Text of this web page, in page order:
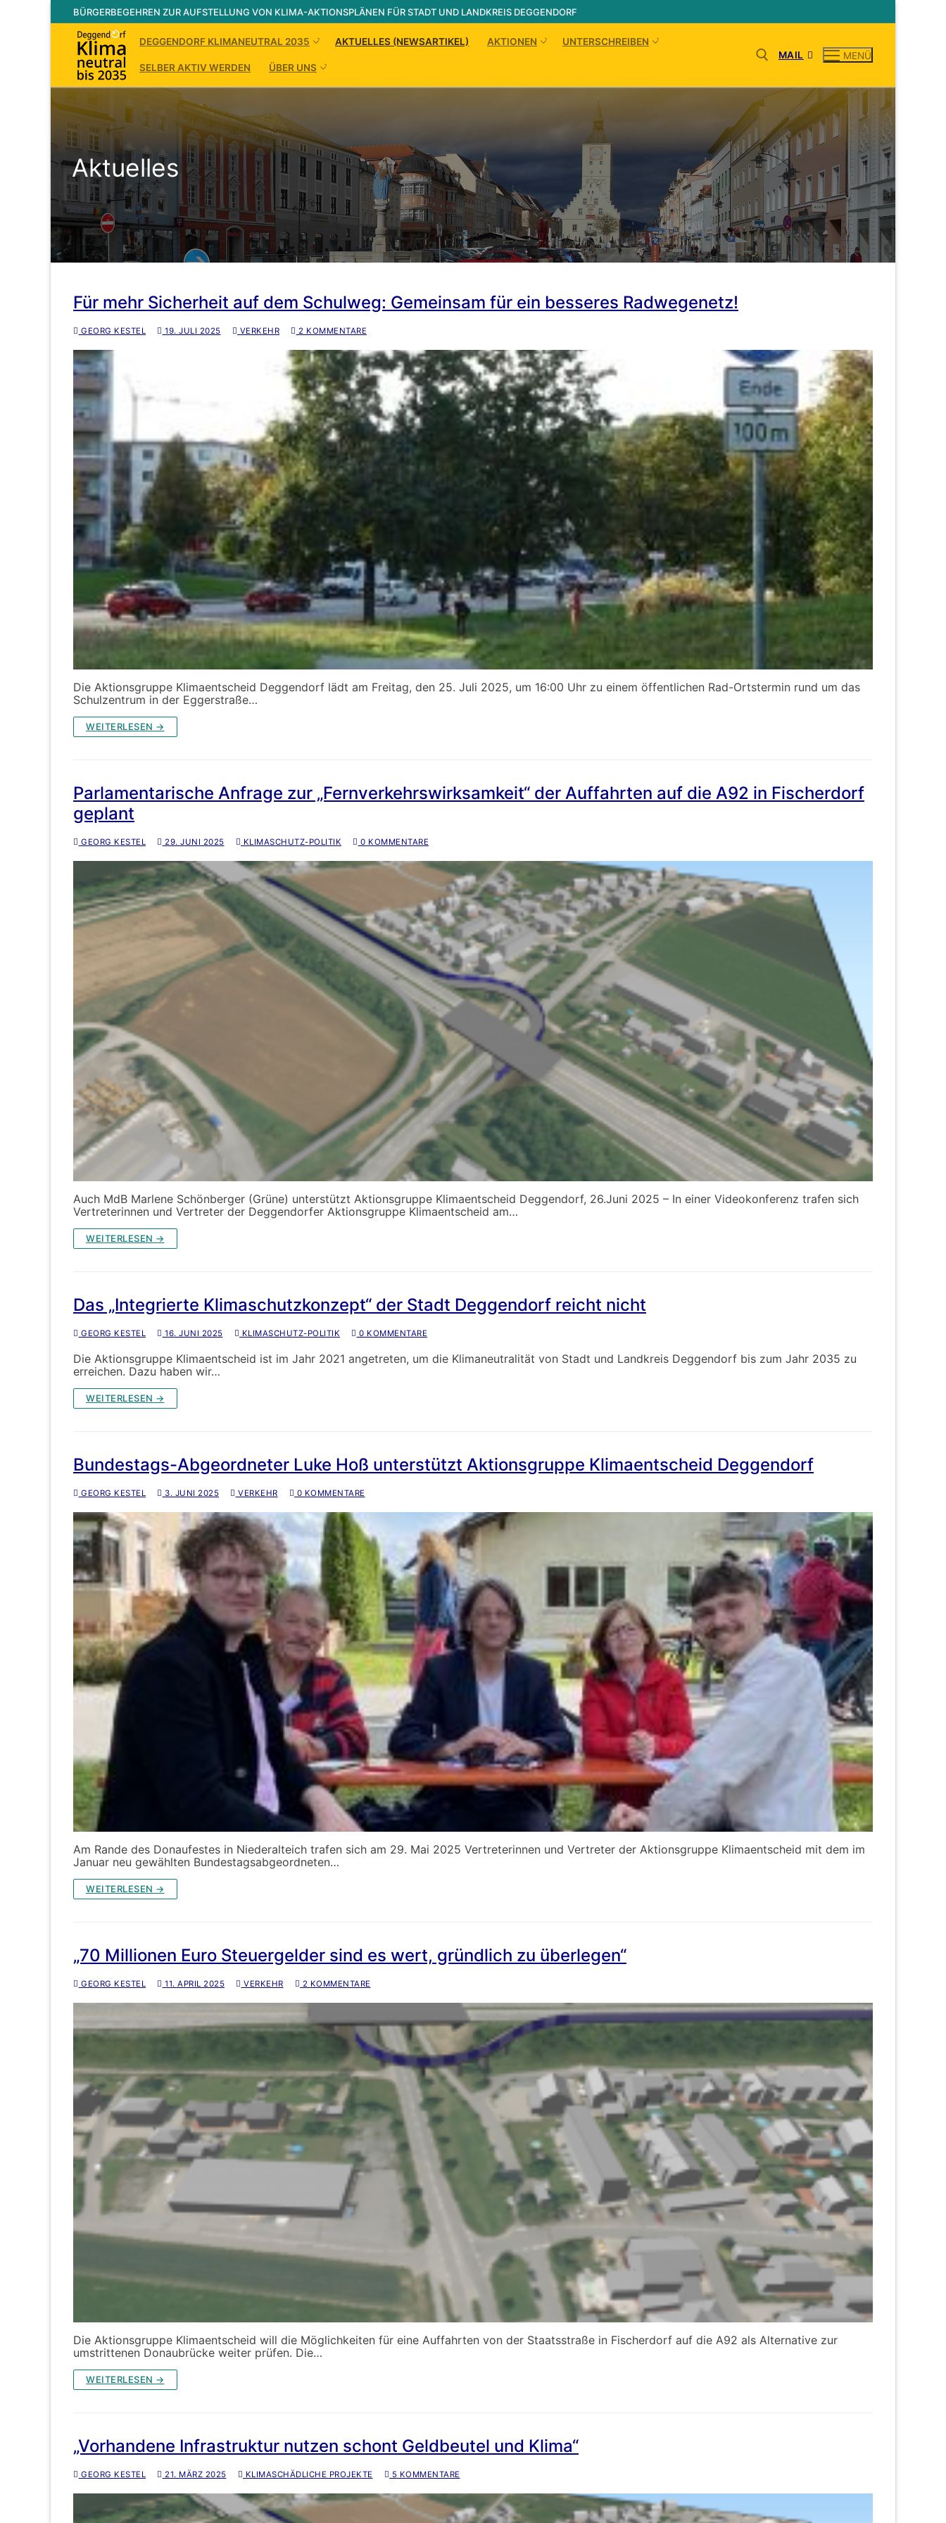
Inhalt
springen
BÜRGERBEGEHREN ZUR AUFSTELLUNG VON KLIMA-AKTIONSPLÄNEN FÜR STADT UND LANDKREIS DEGGENDORF
DEGGENDORF KLIMANEUTRAL 2035 AKTUELLES (NEWSARTIKEL) AKTIONEN UNTERSCHREIBEN
SELBER AKTIV WERDEN ÜBER UNS
MAIL MENÜ
Aktuelles
Für mehr Sicherheit auf dem Schulweg: Gemeinsam für ein besseres Radwegenetz!
GEORG KESTEL 19. JULI 2025 VERKEHR 2 KOMMENTARE
Die Aktionsgruppe Klimaentscheid Deggendorf lädt am Freitag, den 25. Juli 2025, um 16:00 Uhr zu einem öffentlichen Rad-Ortstermin rund um das
Schulzentrum in der Eggerstraße…
WEITERLESEN →
Parlamentarische Anfrage zur „Fernverkehrswirksamkeit“ der Auffahrten auf die A92 in Fischerdorf
geplant
GEORG KESTEL 29. JUNI 2025 KLIMASCHUTZ-POLITIK 0 KOMMENTARE
Auch MdB Marlene Schönberger (Grüne) unterstützt Aktionsgruppe Klimaentscheid Deggendorf, 26.Juni 2025 – In einer Videokonferenz trafen sich
Vertreterinnen und Vertreter der Deggendorfer Aktionsgruppe Klimaentscheid am…
WEITERLESEN →
Das „Integrierte Klimaschutzkonzept“ der Stadt Deggendorf reicht nicht
GEORG KESTEL 16. JUNI 2025 KLIMASCHUTZ-POLITIK 0 KOMMENTARE
Die Aktionsgruppe Klimaentscheid ist im Jahr 2021 angetreten, um die Klimaneutralität von Stadt und Landkreis Deggendorf bis zum Jahr 2035 zu
erreichen. Dazu haben wir…
WEITERLESEN →
Bundestags-Abgeordneter Luke Hoß unterstützt Aktionsgruppe Klimaentscheid Deggendorf
GEORG KESTEL 3. JUNI 2025 VERKEHR 0 KOMMENTARE
Am Rande des Donaufestes in Niederalteich trafen sich am 29. Mai 2025 Vertreterinnen und Vertreter der Aktionsgruppe Klimaentscheid mit dem im
Januar neu gewählten Bundestagsabgeordneten…
WEITERLESEN →
„70 Millionen Euro Steuergelder sind es wert, gründlich zu überlegen“
GEORG KESTEL 11. APRIL 2025 VERKEHR 2 KOMMENTARE
Die Aktionsgruppe Klimaentscheid will die Möglichkeiten für eine Auffahrten von der Staatsstraße in Fischerdorf auf die A92 als Alternative zur
umstrittenen Donaubrücke weiter prüfen. Die…
WEITERLESEN →
„Vorhandene Infrastruktur nutzen schont Geldbeutel und Klima“
GEORG KESTEL 21. MÄRZ 2025 KLIMASCHÄDLICHE PROJEKTE 5 KOMMENTARE